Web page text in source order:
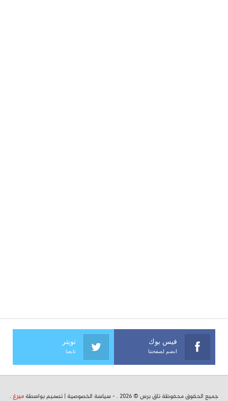
فيس بوك
انضم لصفحتنا
تويتر
تابعنا
جميع الحقوق محفوظة تاق برس © 2026 . - سياسة الخصوصية | تصميم بواسطة ميرغ .